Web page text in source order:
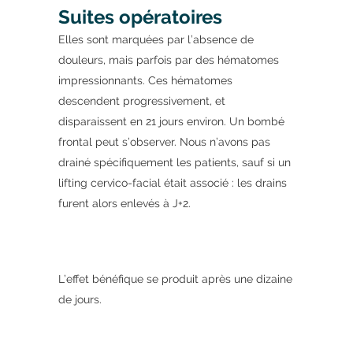
Suites opératoires
Elles sont marquées par l’absence de
douleurs, mais parfois par des hématomes
impressionnants. Ces hématomes
descendent progressivement, et
disparaissent en 21 jours environ. Un bombé
frontal peut s’observer. Nous n’avons pas
drainé spécifiquement les patients, sauf si un
lifting cervico-facial était associé : les drains
furent alors enlevés à J+2.
L’effet bénéfique se produit après une dizaine
de jours.